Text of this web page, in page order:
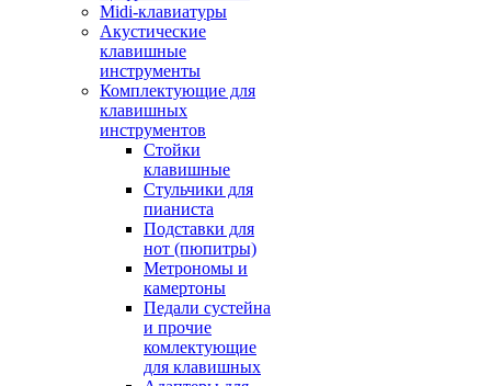
Midi-клавиатуры
Акустические
клавишные
инструменты
Комплектующие для
клавишных
инструментов
Стойки
клавишные
Стульчики для
пианиста
Подставки для
нот (пюпитры)
Метрономы и
камертоны
Педали сустейна
и прочие
комлектующие
для клавишных